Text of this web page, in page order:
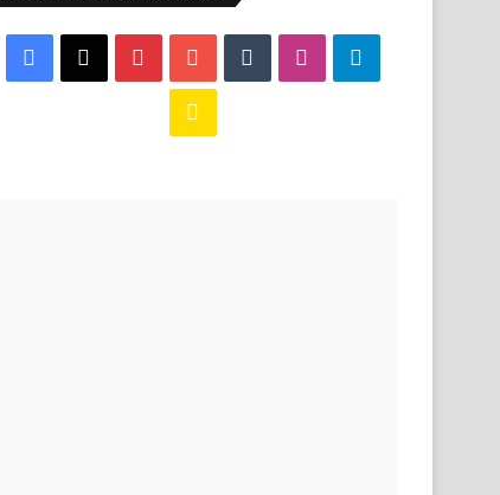
Facebook PinterestYouTubeTumblr Instagram